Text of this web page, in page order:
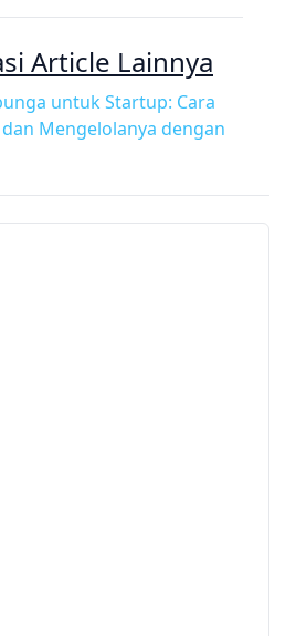
Article Lainnya
untuk Startup: Cara
Mengelolanya dengan